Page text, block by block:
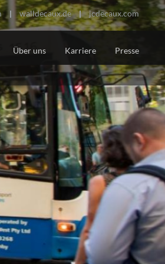
walldecaux.de jcdecaux.com
Über uns Karriere Presse